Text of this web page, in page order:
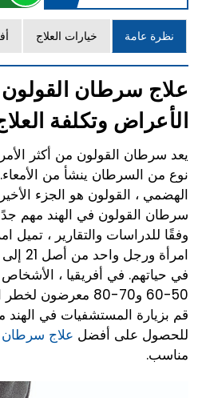
نظرة عامة خيارات العلاج
علاج سرطان القولون
الأعراض وتكلفة
يعد سرطان القولون من أكثر
نوع من السرطان ينشأ من
الهضمي ، القولون هو الجزء
سرطان القولون في الهند مهم
امرأة
في حياتهم. في أفريقيا ،
50-60 و70-80
للحصول على أفضل علاج سرطان
مناسب.